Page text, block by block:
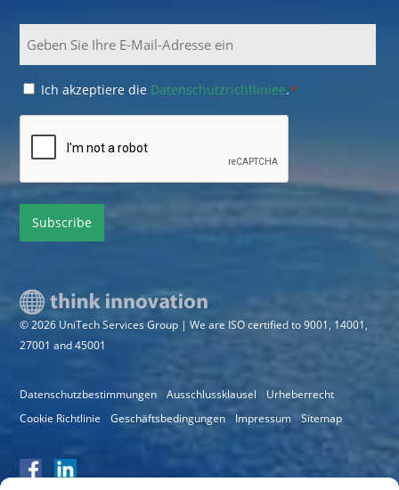
Consent
Ich akzeptiere die Datenschutzrichtliniee.*
© 2026 UniTech Services Group | We are ISO certified to 9001, 14001,
27001 and 45001
Datenschutzbestimmungen Ausschlussklausel
Urheberrecht
Cookie Richtlinie
Geschäftsbedingungen Impressum Sitemap